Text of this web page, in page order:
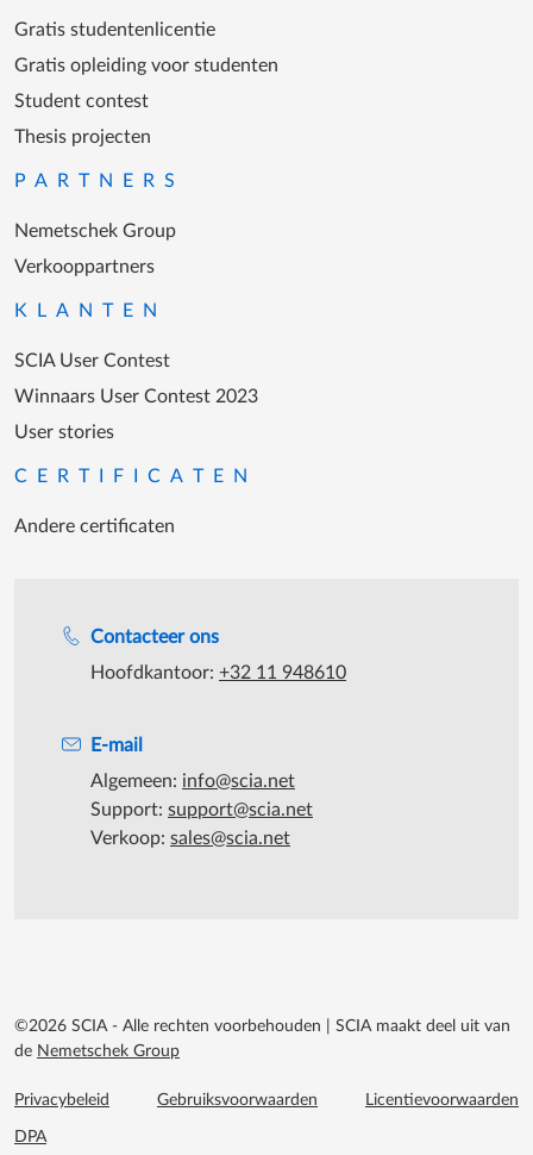
Contacteer ons
Hoofdkantoor: +32 11 948610
E-mail
Algemeen: info@scia.net
Support: support@scia.net
Verkoop: sales@scia.net
Gratis studentenlicentie
Gratis opleiding voor studenten
Student contest
Thesis projecten
PARTNERS
Nemetschek Group
Verkooppartners
KLANTEN
SCIA User Contest
Winnaars User Contest 2023
User stories
CERTIFICATEN
Andere certificaten
©2026 SCIA - Alle rechten voorbehouden
SCIA maakt deel uit van
de Nemetschek Group
Footer menu extra
Privacybeleid Gebruiksvoorwaarden Licentievoorwaarden
DPA